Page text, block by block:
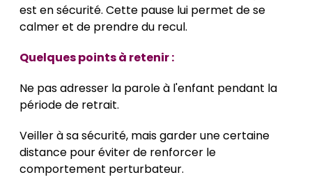
est en sécurité. Cette pause lui permet de se
calmer et de prendre du recul.
Quelques points à retenir :
Ne pas adresser la parole à l'enfant pendant la
période de retrait.
Veiller à sa sécurité, mais garder une certaine
distance pour éviter de renforcer le
comportement perturbateur.